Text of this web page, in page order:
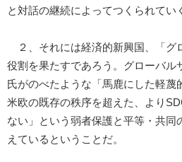
と対話の継続によってつくられてい
２、それには経済的新興国、「グ
役割を果たすであろう。グローバル
氏がのべたような「馬鹿にした軽蔑
米欧の既存の秩序を超えた、より
ない」という弱者保護と平等・共同
えているということだ。